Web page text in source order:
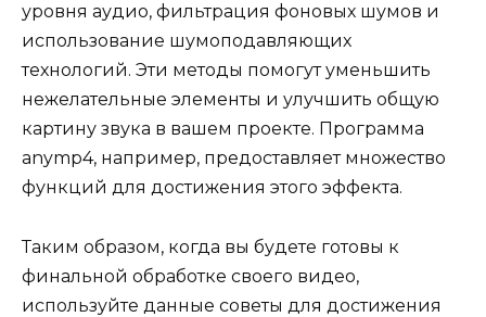
уровня аудио, фильтрация фоновых шумов и
использование шумоподавляющих
технологий. Эти методы помогут уменьшить
нежелательные элементы и улучшить общую
картину звука в вашем проекте. Программа
anymp4, например, предоставляет множество
функций для достижения этого эффекта.
Таким образом, когда вы будете готовы к
финальной обработке своего видео,
используйте данные советы для достижения